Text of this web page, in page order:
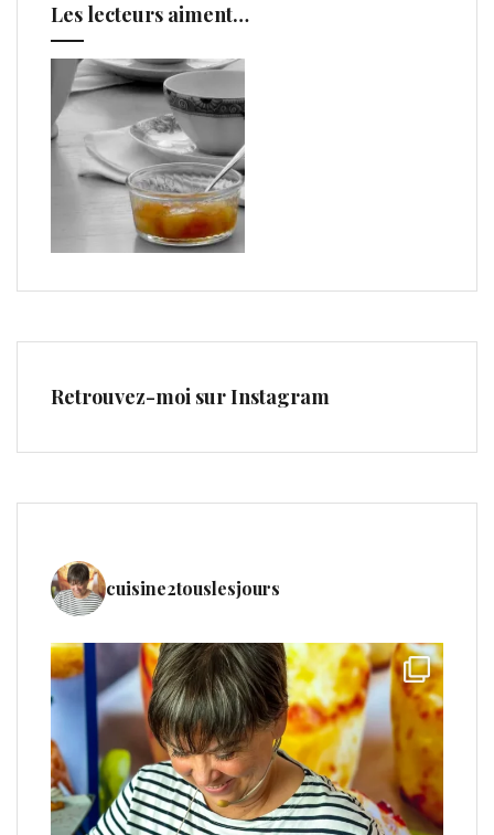
Les lecteurs aiment…
Retrouvez-moi sur Instagram
cuisine2touslesjours